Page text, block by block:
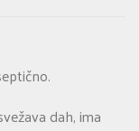
dah, ima